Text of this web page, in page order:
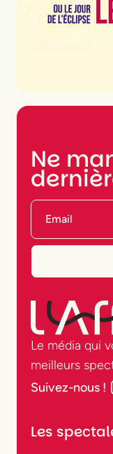
Ne
Le média qui
meilleurs
Suivez-nous !
Les